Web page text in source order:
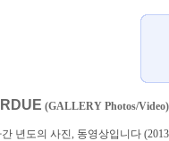
(GALLERY Photos/Video)
년도의 사진, 동영상입니다